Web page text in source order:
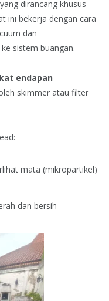
dirancang khusus
ini bekerja dengan cara
dan
sistem buangan.
endapan
skimmer atau filter
mata (mikropartikel)
dan bersih